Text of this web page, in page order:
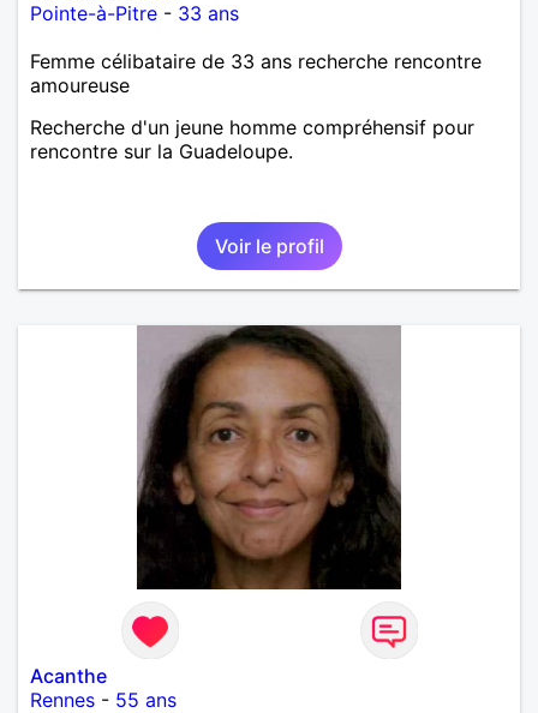
Pointe-à-Pitre - 33 ans
Femme célibataire de 33 ans recherche rencontre
amoureuse
Recherche d'un jeune homme compréhensif pour
rencontre sur la Guadeloupe.
Voir le profil
Acanthe
Rennes - 55 ans